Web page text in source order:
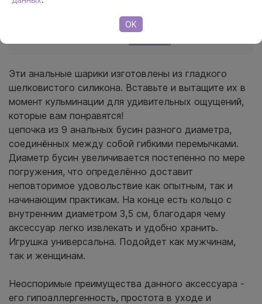
Эти анальные шарики изготовлены из гладкого
шелковистого силикона. Вставьте и вытащите их в
момент кульминации для удивительных ощущений,
которые вам понравятся!
цепочка из 9 анальных бусин разного диаметра,
соединённых между собой гибкими перемычками.
Диаметр бусин увеличивается постепенно по мере
погружения, что определённо доставит
неповторимое удовольствие как опытным, так и
начинающим практикам. На конце есть кольцо с
внутренним диаметром 3,5 см, благодаря чему
аксессуар легко извлекать и удобно хранить.
Игрушка универсальна. Подойдет как мужчинам,
так и женщинам.
Неоспоримые преимущества данного аксессуара -
его гипоаллергенность, простота в уходе и
OK